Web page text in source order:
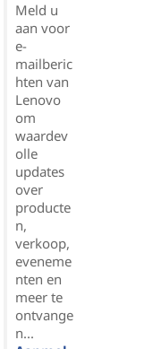
Meld u
aan voor
e-
mailberic
hten van
Lenovo
om
waardev
olle
updates
over
producte
n,
verkoop,
eveneme
nten en
meer te
ontvange
n...